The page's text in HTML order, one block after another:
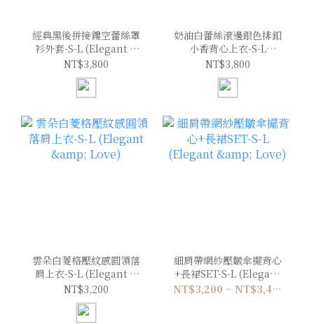
經典黑後拼接鏤空蕾絲罩
衫外套-S-L (Elegant &
Love)
NT$3,800
奶油白蕾絲滾邊銀色排釦
小香背心上衣-S-L
(Elegant & Love)
NT$3,800
雲朵白菱格壓紋感圓領落
肩上衣-S-L (Elegant &
Love)
NT$3,200
細肩帶網紗壓皺傘擺背心
+長裙SET-S-L (Elegant
& Love)
NT$3,200 ~ NT$3,400